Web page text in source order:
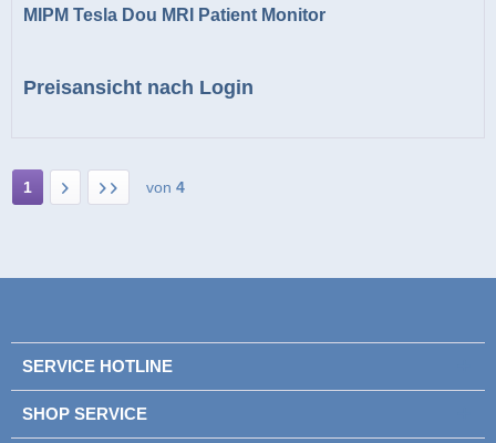
MIPM Tesla Dou MRI Patient Monitor
Preisansicht nach Login
1 von 4
SERVICE HOTLINE
SHOP SERVICE